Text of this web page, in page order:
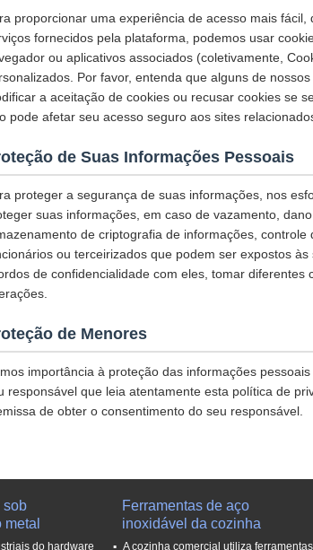
proporcionar uma experiência de acesso mais
fornecidos pela plataforma, podemos usar
ou aplicativos associados (coletivamente,
Por favor, entenda que alguns de
a aceitação de cookies ou recusar cookies se
pode afetar seu acesso seguro aos sites
de Suas Informações Pessoais
proteger a segurança de suas informações, nos
suas informações, em caso de vazamento,
de criptografia de informações,
ou terceirizados que podem ser expostos
de confidencialidade com eles, tomar
de Menores
importância à proteção das informações
responsável que leia atentamente esta política de
de obter o consentimento do seu responsável.
sob
do hardware
Ferramentas de aço
inoxidável da cozinha
A cozinha comercial utiliza ferramentas